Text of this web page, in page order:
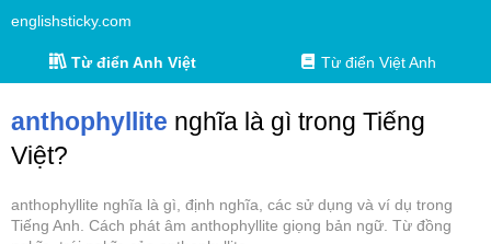
englishsticky.com
Từ điển Anh Việt Từ điển Việt Anh
anthophyllite nghĩa là gì trong Tiếng
Việt?
anthophyllite nghĩa là gì, định nghĩa, các sử dụng và ví dụ trong
Tiếng Anh. Cách phát âm anthophyllite giọng bản ngữ. Từ đồng